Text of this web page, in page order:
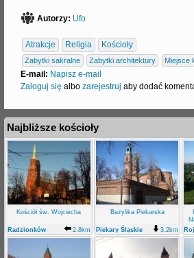
Autorzy: Ufo
Atrakcje Religia Kościoły
Zabytki sakralne Zabytki architektury Miejsce
E-mail: Napisz e-mail
Zaloguj się albo zarejestruj aby dodać
Najbliższe kościoły
Kościół św. Wojciecha
Radzionków 2.8km
Bazylika Piekarska
Piekary Śląskie
Centrum
3.2km